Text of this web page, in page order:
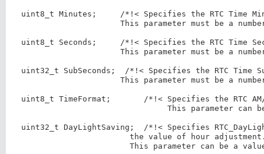
uint8_t Minutes;     /*!< Specifies the RTC Time
This parameter must be a
uint8_t Seconds;     /*!< Specifies the RTC Time
This parameter must be a
uint32_t SubSeconds;  /*!< Specifies the RTC Time
This parameter must be a
uint8_t TimeFormat;       /*!< Specifies the RTC
This parameter can
uint32_t DayLightSaving;  /*!< Specifies
the value of hour
This parameter can be a